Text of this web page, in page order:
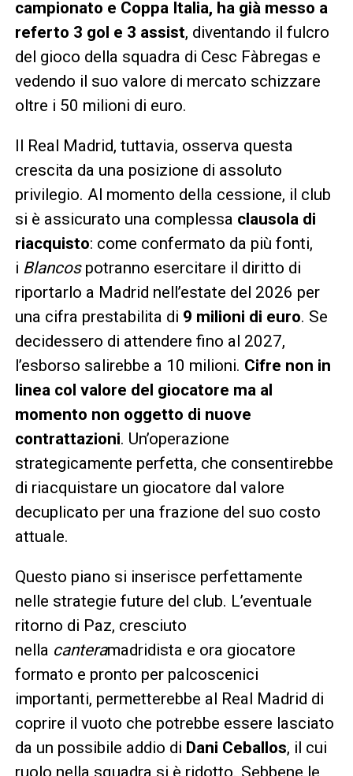
campionato e Coppa Italia, ha già messo a
referto 3 gol e 3 assist, diventando il fulcro
del gioco della squadra di Cesc Fàbregas e
vedendo il suo valore di mercato schizzare
oltre i 50 milioni di euro.
Il Real Madrid, tuttavia, osserva questa
crescita da una posizione di assoluto
privilegio. Al momento della cessione, il club
si è assicurato una complessa clausola di
riacquisto: come confermato da più fonti,
i Blancospotranno esercitare il diritto di
riportarlo a Madrid nell’estate del 2026 per
una cifra prestabilita di 9 milioni di euro. Se
decidessero di attendere fino al 2027,
l’esborso salirebbe a 10 milioni. Cifre non in
linea col valore del giocatore ma al
momento non oggetto di nuove
contrattazioni. Un’operazione
strategicamente perfetta, che consentirebbe
di riacquistare un giocatore dal valore
decuplicato per una frazione del suo costo
attuale.
Questo piano si inserisce perfettamente
nelle strategie future del club. L’eventuale
ritorno di Paz, cresciuto
nella canteramadridista e ora giocatore
formato e pronto per palcoscenici
importanti, permetterebbe al Real Madrid di
coprire il vuoto che potrebbe essere lasciato
da un possibile addio di Dani Ceballos, il cui
ruolo nella squadra si è ridotto. Sebbene le